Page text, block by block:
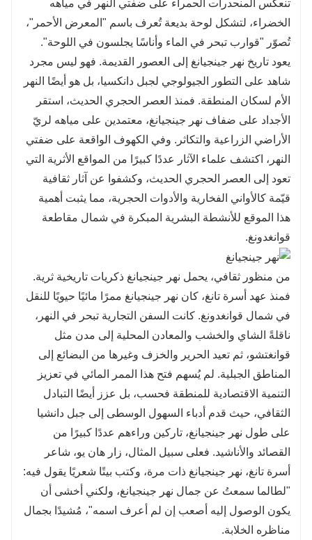
تنعكس المنحدرات الحمراء على ضفتي النهر في مياهه
الخضراء، لتشكل لوحة بديعة تُعرف باسم "المعرض الأحمر"،
تُصوّر "قوارب تبحر في الماء وأناسًا يجلسون في اللوحة".
يعود تاريخ نهر جينجيانغ إلى العصور القديمة. فهو ليس مجرد
شاهد على التطور الجيولوجي لجبل دانكسيا، بل هو أيضًا النهر
الأم لسكان المنطقة. فمنذ العصر الحجري الحديث، استقر
الأجداد على ضفاف نهر جينجيانغ، معتمدين على مياهه لريّ
الأراضي الزراعية والتكاثر. وفي الكهوف الواقعة على ضفتي
النهر، اكتشف علماء الآثار عددًا كبيرًا من المواقع الأثرية التي
تعود إلى العصر الحجري الحديث، وكشفوا عن آثار ثقافية
قيّمة كالأواني الفخارية والأدوات الحجرية، مما يثبت أهمية
هذا الموقع للأنشطة البشرية المبكرة في شمال مقاطعة
قوانغدونغ.
من منظور ثقافي، يحمل نهر جينجيانغ ذكريات تاريخية ثرية.
فمنذ عهد أسرة تانغ، كان نهر جينجيانغ ممرًا مائيًا حيويًا للنقل
في شمال قوانغدونغ. كانت السفن التجارية تبحر في النهر،
ناقلةً الشاي والخشب والمعادن المحلية إلى مدن مثل
قوانغتشو، ثم تعيد الحرير والخزف وغيرها من البضائع إلى
المناطق الجبلية. لم يُسهم فتح هذا الممر المائي في تعزيز
التنمية الاقتصادية للمنطقة فحسب، بل عزز أيضًا التبادل
الثقافي، حيث قدم أدباء السهول الوسطى إلى جبل دانشيا
على طول نهر جينجيانغ، تاركين وراءهم عددًا كبيرًا من
القصائد والأناشيد. فعلى سبيل المثال، زار هان يو، شاعر
أسرة تانغ، نهر جينجيانغ ذات مرة، وكتب بيتًا شعريًا يقول فيه:
"لطالما سمعتُ عن جمال نهر جينجيانغ، ولكني أخشى أن
يكون الوصول إليه أصعب إن لم أعرف اسمه"، مُشيدًا بجمال
مناظره الخلابة.